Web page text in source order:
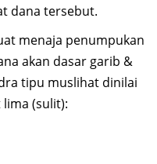
dana tersebut.
menaja penumpukan
akan dasar garib &
tipu muslihat dinilai
(sulit):